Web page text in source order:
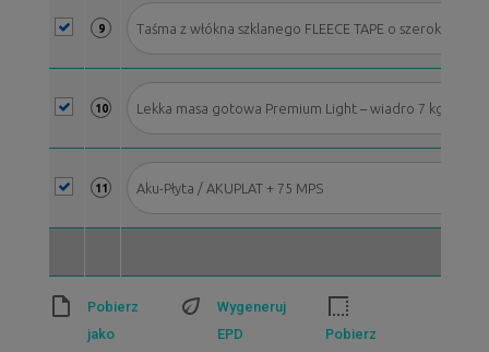
9 Taśma z włókna szklanego FLEECE TAPE o szerokości 50
10 Lekka masa gotowa Premium Light – wiadro 7 kg*
11 Aku-Płyta / AKUPLAT + 75 MPS
Pobierz
jako
Wygeneruj
EPD
Pobierz